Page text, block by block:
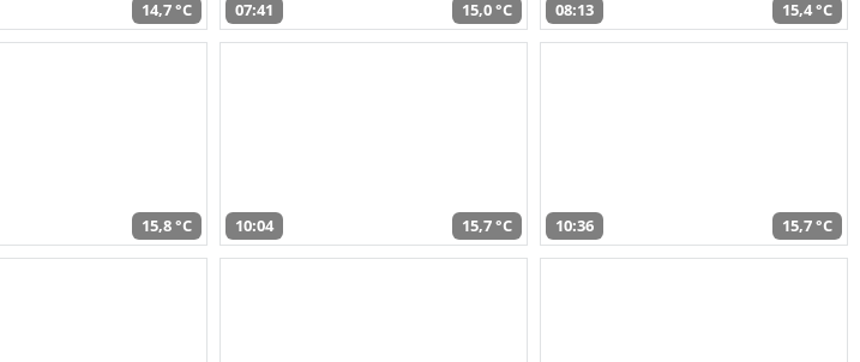
14,7 °C 07:41 15,0 °C 08:13 15,4 °C
15,8 °C 10:04 15,7 °C 10:36 15,7 °C